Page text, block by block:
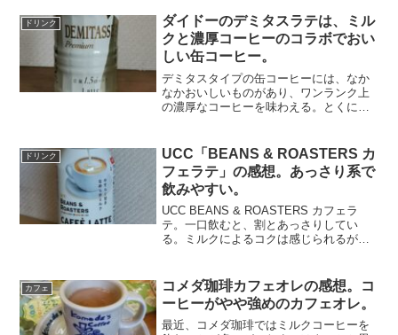
と厳選した牛乳に、深煎りコーヒーが香
るという宣伝文句。果た...
ドリンク
ダイドーのデミタスラテは、ミル
クと濃厚コーヒーのコラボでおい
しい缶コーヒー。
デミタスタイプの缶コーヒーには、なか
なかおいしいものがあり、ワンランク上
の濃厚なコーヒーを味わえる。とくにダ
いしい。最近見つけたのが、デミタスラ
テ。豆量1.5 倍にたプ...
ドリンク
UCC「BEANS & ROASTERS カ
フェラテ」の感想。あっさり系で
飲みやすい。
UCC BEANS & ROASTERS カフェラ
テ。一口飲むと、割とあっさりしてい
る。ミルクによるコクは感じられるが、
い。コーヒーのコクもある。あっさりし
ていると言っ...
カフェ
コメダ珈琲カフェオレの感想。コ
ーヒーがやや強めのカフェオレ。
最近、コメダ珈琲ではミルクコーヒーを